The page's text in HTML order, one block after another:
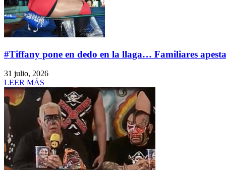
#Tiffany pone en dedo en la llaga… Familiares
31 julio, 2026
LEER MÁS